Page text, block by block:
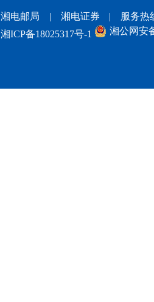
湘电邮局 | 湘电证券 |
服务热
湘ICP备18025317号-1 湘公网安